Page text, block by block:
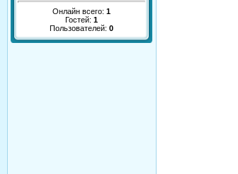
Онлайн всего: 1
Гостей: 1
Пользователей: 0